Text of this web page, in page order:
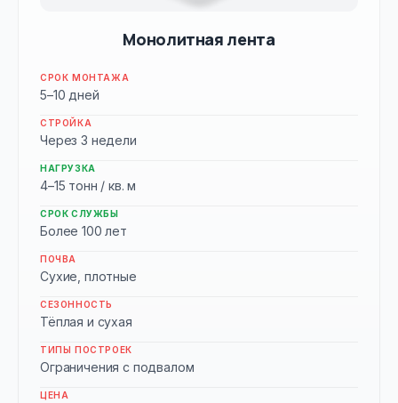
Монолитная лента
СРОК МОНТАЖА
5–10 дней
СТРОЙКА
Через 3 недели
НАГРУЗКА
4–15 тонн / кв. м
СРОК СЛУЖБЫ
Более 100 лет
ПОЧВА
Сухие, плотные
СЕЗОННОСТЬ
Тёплая и сухая
ТИПЫ ПОСТРОЕК
Ограничения с подвалом
ЦЕНА